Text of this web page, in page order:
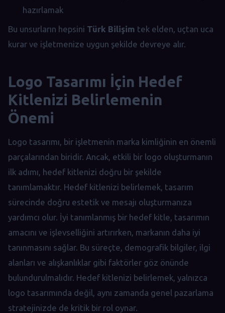
hazırlamak
Bu unsurların hepsini Türk Bilişim tek elden, uçtan uca
kurar ve işletmenize uygun şekilde devreye alır.
Logo Tasarımı İçin Hedef
Kitlenizi Belirlemenin
Önemi
Logo tasarımı, bir işletmenin marka kimliğinin en önemli
parçalarından biridir. Ancak, etkili bir logo oluşturmanın
ilk adımı, hedef kitlenizi doğru bir şekilde
tanımlamaktır. Hedef kitlenizi belirlemek, tasarım
sürecinde doğru estetik ve mesajı oluşturmanıza
yardımcı olur. İyi tanımlanmış bir hedef kitle, tasarımın
amacını ve işlevselliğini artırırken, markanın daha iyi
tanınmasını sağlar. Bu süreçte, demografik bilgiler, ilgi
alanları ve alışkanlıklar gibi faktörler göz önünde
bulundurulmalıdır. Hedef kitlenizi belirlemek, yalnızca
logo tasarımında değil, aynı zamanda genel pazarlama
stratejinizde de kritik bir rol oynar.